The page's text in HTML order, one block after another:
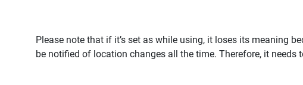
Please note that if it’s set as while using, it loses its meaning
be notified of location changes all the time. Therefore, it needs